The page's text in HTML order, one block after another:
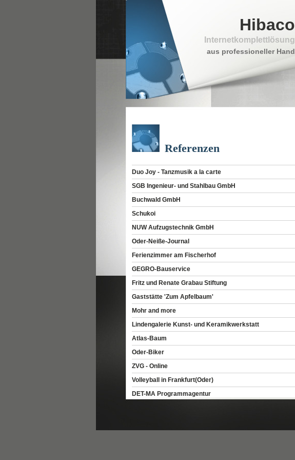
Hibaco
Internetkomplettlösung
aus professioneller Hand
Referenzen
Duo Joy - Tanzmusik a la carte
SGB Ingenieur- und Stahlbau GmbH
Buchwald GmbH
Schukoi
NUW Aufzugstechnik GmbH
Oder-Neiße-Journal
Ferienzimmer am Fischerhof
GEGRO-Bauservice
Fritz und Renate Grabau Stiftung
Gaststätte 'Zum Apfelbaum'
Mohr and more
Lindengalerie Kunst- und Keramikwerkstatt
Atlas-Baum
Oder-Biker
ZVG - Online
Volleyball in Frankfurt(Oder)
DET-MA Programmagentur